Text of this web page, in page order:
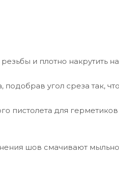
и плотно накрутить
подобрав угол среза так,
пистолета для
шов смачивают